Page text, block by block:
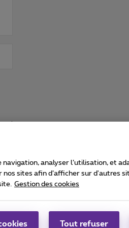
Carrier & Wholesale Solutions
Proximus Group
|
analyser l’utilisation, et
sites afin d’afficher sur d'autres
Gestion des cookies
Tout refuser